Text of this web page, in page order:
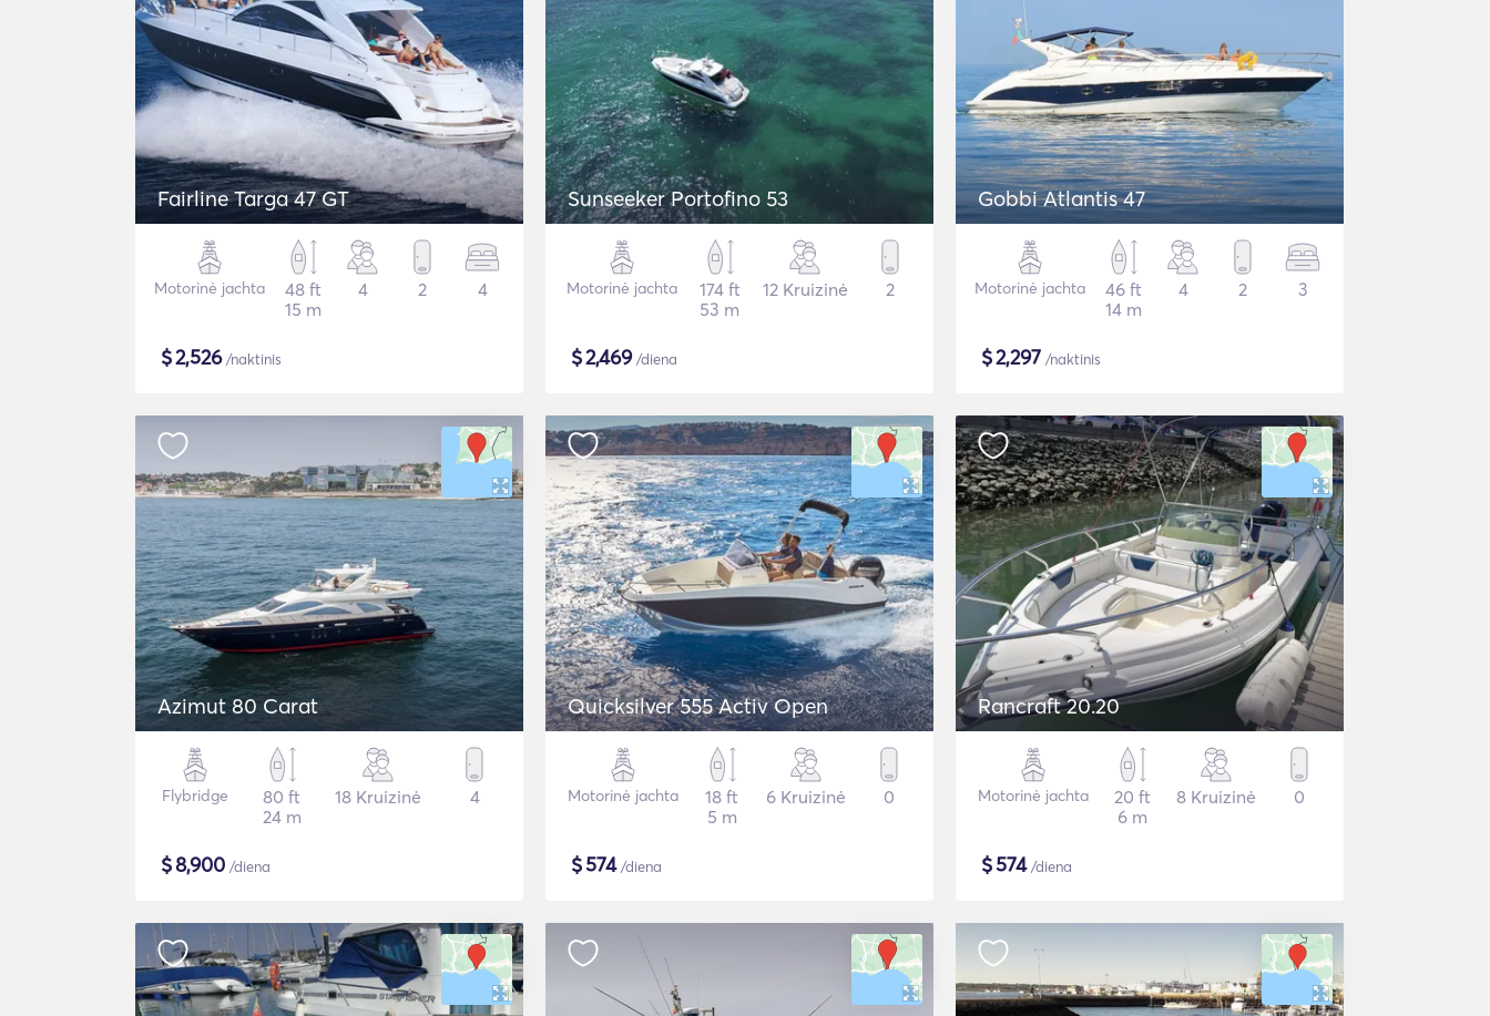
Fairline Targa 47 GT
Motorinė jachta
48 ft
15 m
4 2 4
$2,526/naktinis
Sunseeker Portofino 53
Motorinė jachta
174 ft
53 m
12 Kruizinė 2
$2,469/diena
Gobbi Atlantis 47
Motorinė jachta
46 ft
14 m
4 2 3
$2,297 /naktinis
Azimut 80 Carat
Flybridge
80 ft
24 m
18 Kruizinė 4
$8,900 /diena
Quicksilver 555 Activ Open
Motorinė jachta
18 ft
5 m
6 Kruizinė 0
$574/diena
Rancraft 20.20
Motorinė jachta
20 ft
6 m
8 Kruizinė 0
$574/diena